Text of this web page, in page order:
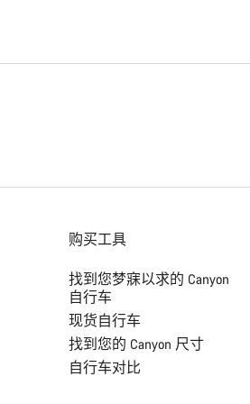
购买工具
找到您梦寐以求的 Canyon
自行车
现货自行车
找到您的 Canyon 尺寸
自行车对比